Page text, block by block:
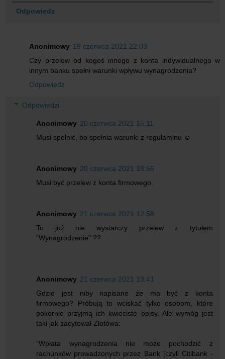
Odpowiedz
Anonimowy 19 czerwca 2021 22:03
Czy przelew od kogoś innego z konta indywidualnego w
innym banku spełni warunki wpływu wynagrodzenia?
Odpowiedz
Odpowiedzi
Anonimowy 20 czerwca 2021 15:11
Musi spełnić, bo spełnia warunki z regulaminu ☺️
Anonimowy 20 czerwca 2021 18:56
Musi być przelew z konta firmowego.
Anonimowy 21 czerwca 2021 12:58
To już nie wystarczy przelew z tytułem
"Wynagrodzenie" ??
Anonimowy 21 czerwca 2021 13:41
Gdzie jest niby napisane że ma być z konta
firmowego? Próbują to wciskać tylko osobom, które
pokornie przyjmą ich kwieciste opisy. Ale wymóg jest
taki jak zacytował Złotówa:
"Wpłata wynagrodzenia nie może pochodzić z
rachunków prowadzonych przez Bank [czyli Citibank -